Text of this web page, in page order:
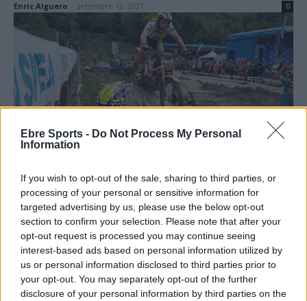
Ebre Sports - Do Not Process My Personal
Information
If you wish to opt-out of the sale, sharing to third parties, or
processing of your personal or sensitive information for
targeted advertising by us, please use the below opt-out
section to confirm your selection. Please note that after your
opt-out request is processed you may continue seeing
interest-based ads based on personal information utilized by
us or personal information disclosed to third parties prior to
your opt-out. You may separately opt-out of the further
disclosure of your personal information by third parties on the
Enric Alguero setembre 12, 2021 0
Trial
GP d’Espanya de trial a l’aire lliure
Enric Alguero - setembre 11, 2021